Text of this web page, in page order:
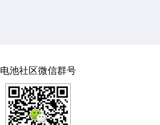
电池社区微信群号